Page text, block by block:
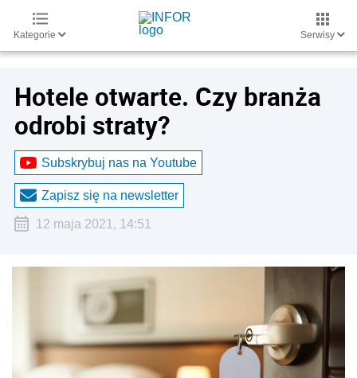
Kategorie Serwisy
Hotele otwarte. Czy branża
odrobi straty?
Subskrybuj nas na Youtube
Zapisz się na newsletter
12 maja 2021, 14:51